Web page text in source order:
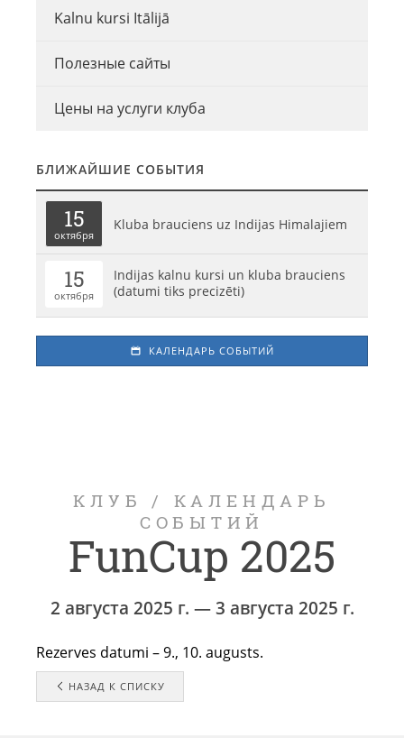
Kalnu kursi Itālijā
Полезные сайты
Цены на услуги клуба
БЛИЖАЙШИЕ СОБЫТИЯ
15
октября
Kluba brauciens uz Indijas Himalajiem
15
октября
Indijas kalnu kursi un kluba brauciens
(datumi tiks precizēti)
КАЛЕНДАРЬ СОБЫТИЙ
КЛУБ / КАЛЕНДАРЬ
СОБЫТИЙ
FunCup 2025
2 августа 2025 г. — 3 августа 2025 г.
Rezerves datumi – 9., 10. augusts.
НАЗАД К СПИСКУ